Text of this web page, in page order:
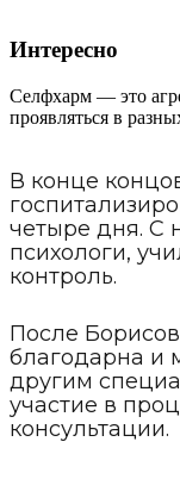
Интересно
Селфхарм — это
проявляться в
В конце
четыре дня. С
психологи,
контроль.
После
благодарна и
другим
участие в
консультации.